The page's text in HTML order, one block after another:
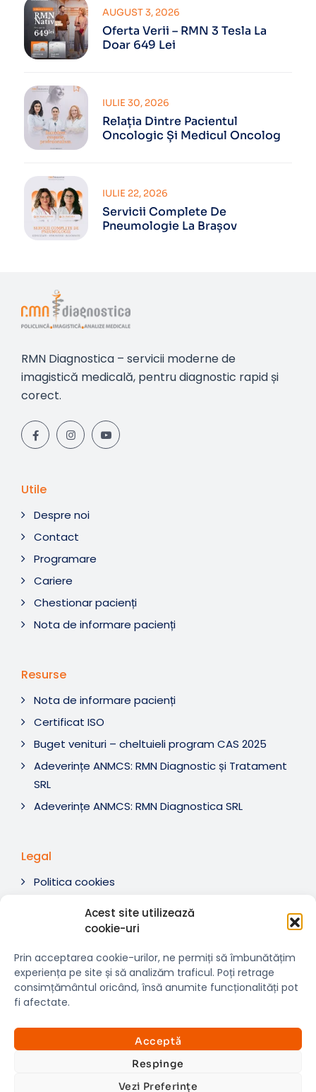
Acest site utilizează
cookie-uri
Prin acceptarea cookie-urilor, ne permiți să îmbunătățim
experiența pe site și să analizăm traficul. Poți retrage
consimțământul oricând, însă anumite funcționalități pot
fi afectate.
Acceptă
Respinge
Vezi Preferințe
Oferta Verii – RMN 3 Tesla La
Doar 649 Lei
AUGUST 3, 2026
Relația Dintre Pacientul
Oncologic Și Medicul Oncolog
IULIE 30, 2026
Servicii Complete De
Pneumologie La Brașov
IULIE 22, 2026
RMN Diagnostica – servicii moderne de
imagistică medicală, pentru diagnostic rapid și
corect.
Utile
Despre noi
Contact
Programare
Cariere
Chestionar pacienți
Nota de informare pacienți
Resurse
Nota de informare pacienți
Certificat ISO
Buget venituri – cheltuieli program CAS 2025
Adeverințe ANMCS: RMN Diagnostic și Tratament
SRL
Adeverințe ANMCS: RMN Diagnostica SRL
Legal
Politica cookies
Soluționare litigii
×
Consultații si investigații